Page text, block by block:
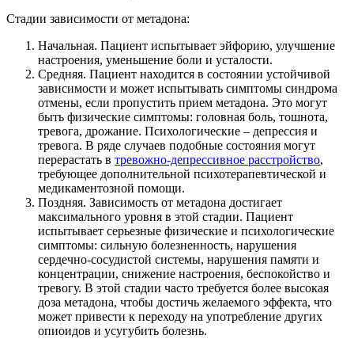
Стадии зависимости от метадона:
Начальная. Пациент испытывает эйфорию, улучшение
настроения, уменьшение боли и усталости.
Средняя. Пациент находится в состоянии устойчивой
зависимости и может испытывать симптомы синдрома
отмены, если пропустить прием метадона. Это могут
быть физические симптомы: головная боль, тошнота,
тревога, дрожание. Психологические – депрессия и
тревога. В ряде случаев подобные состояния могут
перерастать в тревожно-депрессивное расстройство,
требующее дополнительной психотерапевтической и
медикаментозной помощи.
Поздняя. Зависимость от метадона достигает
максимального уровня в этой стадии. Пациент
испытывает серьезные физические и психологические
симптомы: сильную болезненность, нарушения
сердечно-сосудистой системы, нарушения памяти и
концентрации, снижение настроения, беспокойство и
тревогу. В этой стадии часто требуется более высокая
доза метадона, чтобы достичь желаемого эффекта, что
может привести к переходу на употребление других
опиоидов и усугубить болезнь.